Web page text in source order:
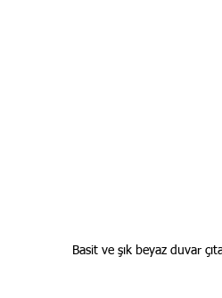
Basit ve şık beyaz duvar